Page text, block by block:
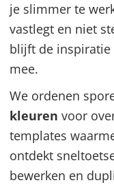
je slimmer te
vastlegt en niet
blijft de inspiratie
mee.
We ordenen
kleuren voor
templates
ontdekt
bewerken en